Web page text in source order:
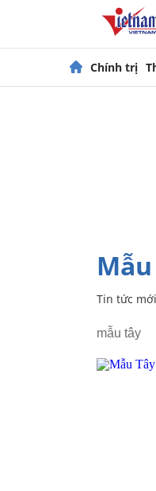
Chính trị
Tin tức
mẫu tây